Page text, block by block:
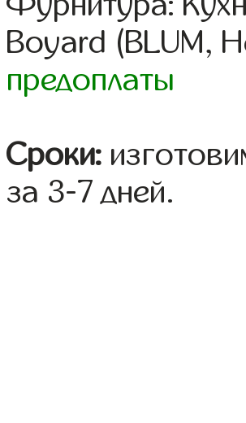
Boyard (BLUM,
предоплаты
Сроки:
за 3-7 дней.